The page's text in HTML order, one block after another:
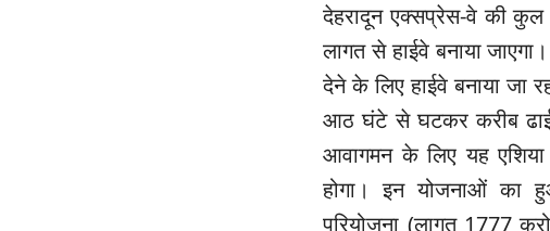
देहरादून एक्सप्रेस-वे की कुल
लागत से हाईवे बनाया
देने के लिए हाईवे बनाया जा
आठ घंटे से घटकर करीब ढाई
आवागमन के लिए यह एशिया
होगा। इन योजनाओं का
परियोजना (लागत 1777